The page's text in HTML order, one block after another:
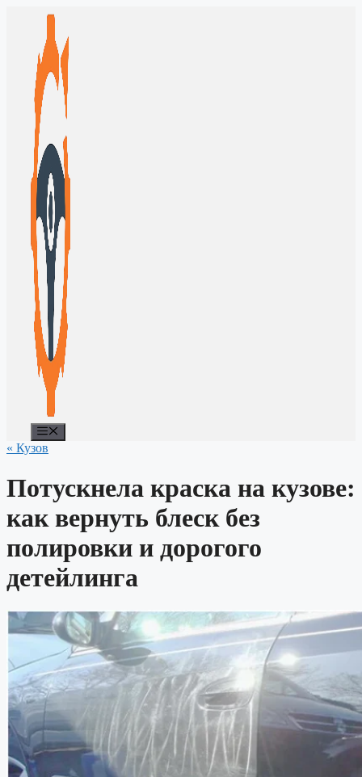
Перейти
содержимому
« Кузов
Потускнела краска на кузове:
как вернуть блеск без
полировки и дорогого
детейлинга